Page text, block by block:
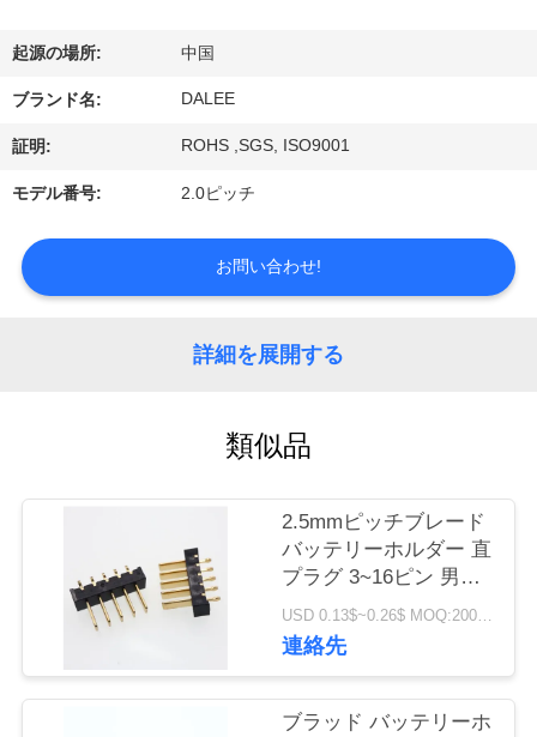
い
て
工
場
旅
達
起源の場所: 中国
ブランド名: DALEE
証明: ROHS ,SGS, ISO9001
モデル番号: 2.0ピッチ
お問い合わせ!
詳細を展開する
類似品
2.5mmピッチブレード
バッテリーホルダー 直
プラグ 3~16ピン 男性
女性ホルダー スマート
ドアロックラップトッ
プ
USD 0.13$~0.26$ MOQ:2000PCS
連絡先
ブラッド バッテリーホ